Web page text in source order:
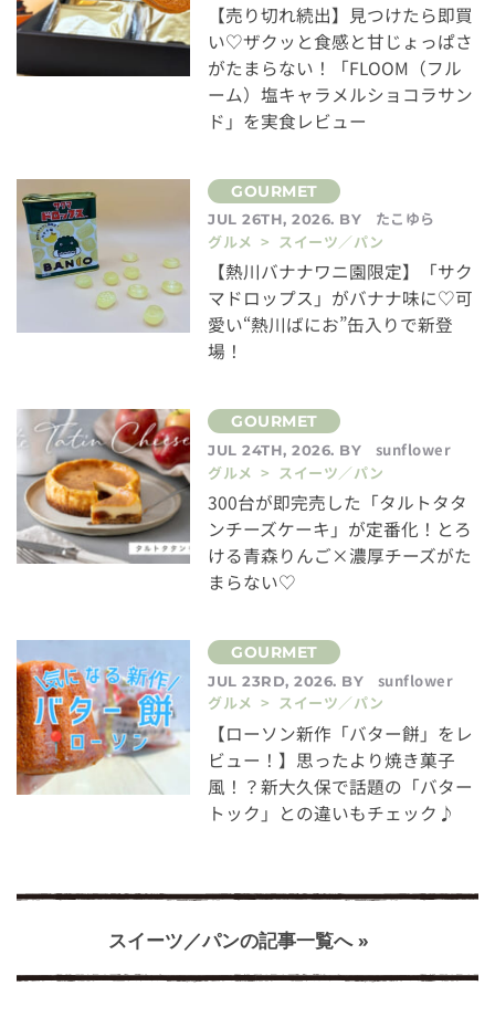
【売り切れ続出】見つけたら即買
い♡ザクッと食感と甘じょっぱさ
がたまらない！「FLOOM（フル
ーム）塩キャラメルショコラサン
ド」を実食レビュー
JUL 26TH, 2026. BY
たこゆら
グルメ > スイーツ／パン
【熱川バナナワニ園限定】「サク
マドロップス」がバナナ味に♡可
愛い“熱川ばにお”缶入りで新登
場！
JUL 24TH, 2026. BY
sunflower
グルメ > スイーツ／パン
300台が即完売した「タルトタタ
ンチーズケーキ」が定番化！とろ
ける青森りんご×濃厚チーズがた
まらない♡
JUL 23RD, 2026. BY
sunflower
グルメ > スイーツ／パン
【ローソン新作「バター餅」をレ
ビュー！】思ったより焼き菓子
風！？新大久保で話題の「バター
トック」との違いもチェック♪
スイーツ／パンの記事一覧へ »